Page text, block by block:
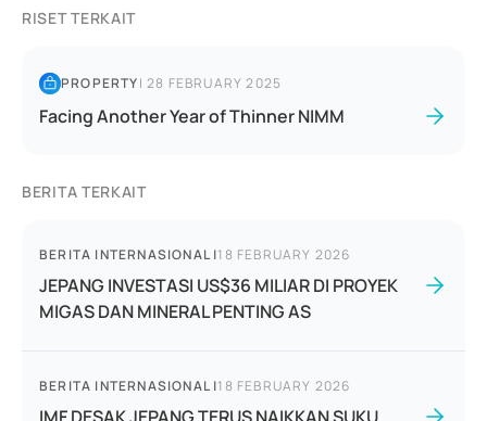
RISET TERKAIT
PROPERTY|28 FEBRUARY 2025
Facing Another Year of Thinner NIMM
BERITA TERKAIT
BERITA INTERNASIONAL |18 FEBRUARY 2026
JEPANG INVESTASI US$36 MILIAR DI PROYEK
MIGAS DAN MINERAL PENTING AS
BERITA INTERNASIONAL |18 FEBRUARY 2026